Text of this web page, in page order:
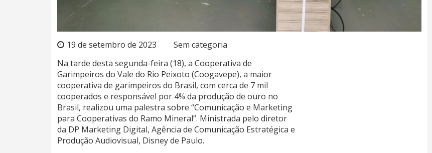
19 de setembro de 2023
Sem categoria
Na tarde desta segunda-feira (18), a Cooperativa de
Garimpeiros do Vale do Rio Peixoto (Coogavepe), a maior
cooperativa de garimpeiros do Brasil, com cerca de 7 mil
cooperados e responsável por 4% da produção de ouro no
Brasil, realizou uma palestra sobre “Comunicação e Marketing
para Cooperativas do Ramo Mineral”. Ministrada pelo diretor
da DP Marketing Digital, Agência de Comunicação Estratégica e
Produção Audiovisual, Disney de Paulo.